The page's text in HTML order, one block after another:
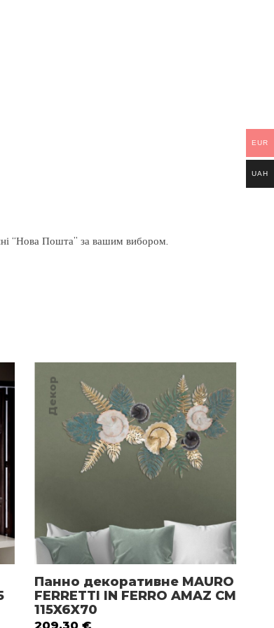
“Нова Пошта” за вашим вибором.
Декор
Панно декоративне MAURO
FERRETTI IN FERRO AMAZ CM
115X6X70
EUR
UAH